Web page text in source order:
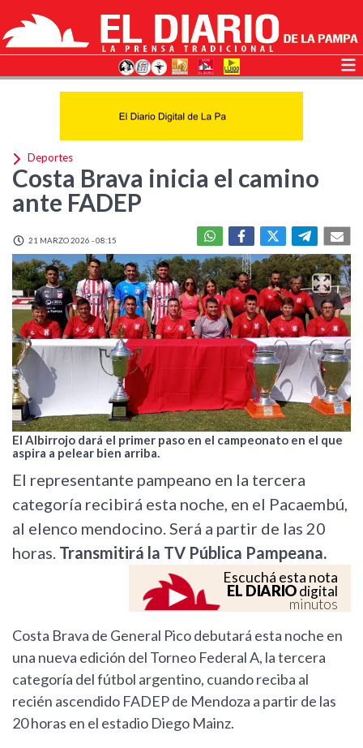
Deportes
Costa Brava inicia el camino
ante FADEP
21 MARZO 2026 - 08:15
El Albirrojo dará el primer paso en el campeonato en el que
aspira a pelear bien arriba.
El representante pampeano en la tercera
categoría recibirá esta noche, en el Pacaembú,
al elenco mendocino. Será a partir de las 20
horas. Transmitirá la TV Pública Pampeana.
Escuchá esta nota
EL DIARIOdigital
minutos
Costa Brava de General Pico debutará esta noche en
una nueva edición del Torneo Federal A, la tercera
categoría del fútbol argentino, cuando reciba al
recién ascendido FADEP de Mendoza a partir de las
20 horas en el estadio Diego Mainz.